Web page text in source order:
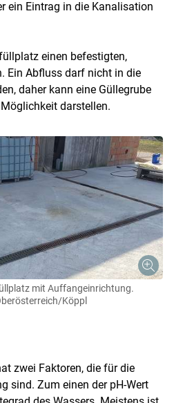
ein Eintrag in die Kanalisation
einen befestigten,
Ein Abfluss darf nicht in die
daher kann eine Güllegrube
darstellen.
mit Auffangeinrichtung.
Köppl
zwei Faktoren, die für die
sind. Zum einen der pH-Wert